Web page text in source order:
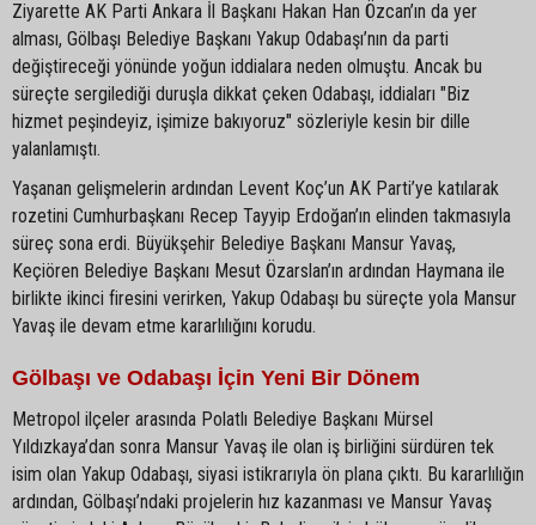
Ziyarette AK Parti Ankara İl Başkanı Hakan Han Özcan’ın da yer
alması, Gölbaşı Belediye Başkanı Yakup Odabaşı’nın da parti
değiştireceği yönünde yoğun iddialara neden olmuştu. Ancak bu
süreçte sergilediği duruşla dikkat çeken Odabaşı, iddiaları "Biz
hizmet peşindeyiz, işimize bakıyoruz" sözleriyle kesin bir dille
yalanlamıştı.
Yaşanan gelişmelerin ardından Levent Koç’un AK Parti’ye katılarak
rozetini Cumhurbaşkanı Recep Tayyip Erdoğan’ın elinden takmasıyla
süreç sona erdi. Büyükşehir Belediye Başkanı Mansur Yavaş,
Keçiören Belediye Başkanı Mesut Özarslan’ın ardından Haymana ile
birlikte ikinci firesini verirken, Yakup Odabaşı bu süreçte yola Mansur
Yavaş ile devam etme kararlılığını korudu.
Gölbaşı ve Odabaşı İçin Yeni Bir Dönem
Metropol ilçeler arasında Polatlı Belediye Başkanı Mürsel
Yıldızkaya’dan sonra Mansur Yavaş ile olan iş birliğini sürdüren tek
isim olan Yakup Odabaşı, siyasi istikrarıyla ön plana çıktı. Bu kararlılığın
ardından, Gölbaşı’ndaki projelerin hız kazanması ve Mansur Yavaş